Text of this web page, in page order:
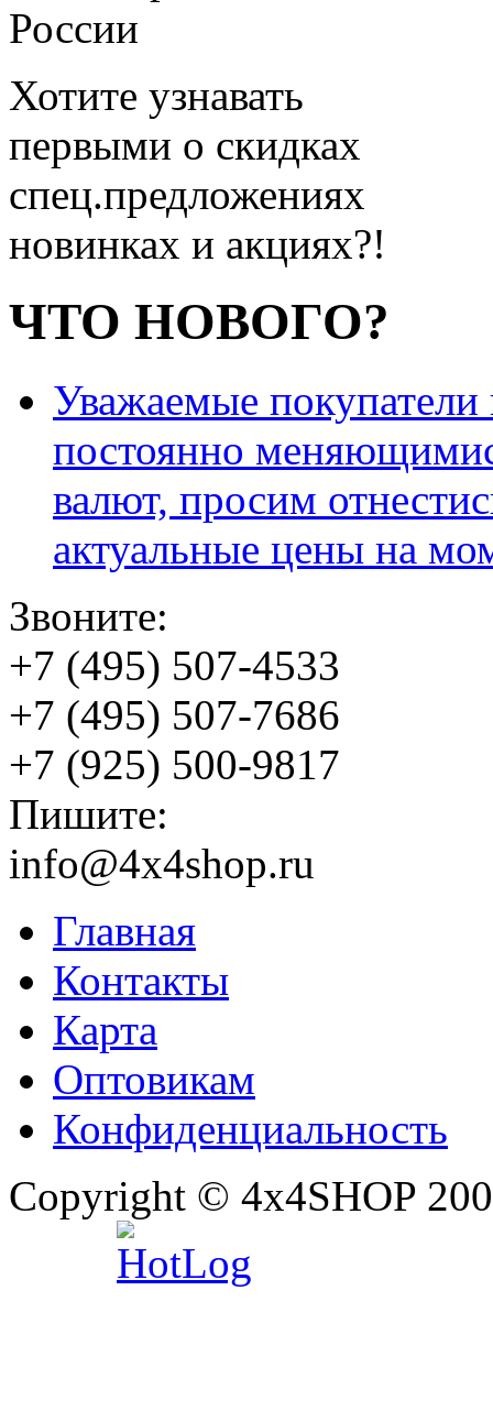
России
Хотите узнавать
первыми о скидках
спец.предложениях
новинках и акциях?!
ЧТО НОВОГО?
Уважаемые
постоянно
валют, просим
актуальные цены на
Звоните:
+7 (495) 507-4533
+7 (495) 507-7686
+7 (925) 500-9817
Пишите:
info@4x4shop.ru
Главная
Контакты
Карта
Оптовикам
Конфиденциальность
Copyright © 4x4SHOP